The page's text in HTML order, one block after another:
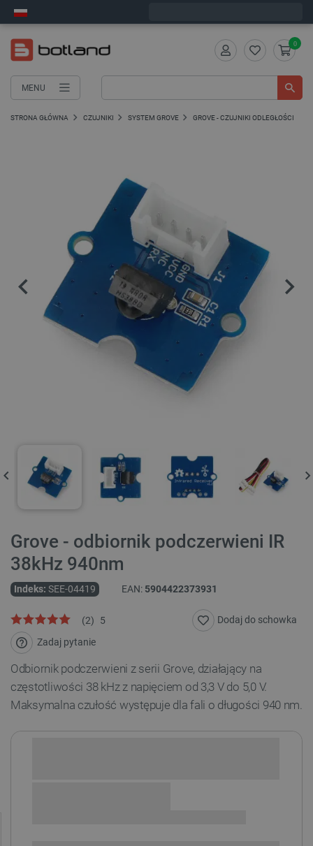
MENU
0
STRONA GŁÓWNA CZUJNIKI SYSTEM GROVE GROVE - CZUJNIKI ODLEGŁOŚCI I
Grove - odbiornik podczerwieni IR
38kHz 940nm
Indeks: SEE-04419 EAN: 5904422373931
5
(2)
Zadaj pytanie
Dodaj do schowka
Odbiornik podczerwieni z serii Grove, działający na
częstotliwości 38 kHzz napięciem od 3,3 V do 5,0 V.
Maksymalna czułość występuje dla fali o długości 940 nm.